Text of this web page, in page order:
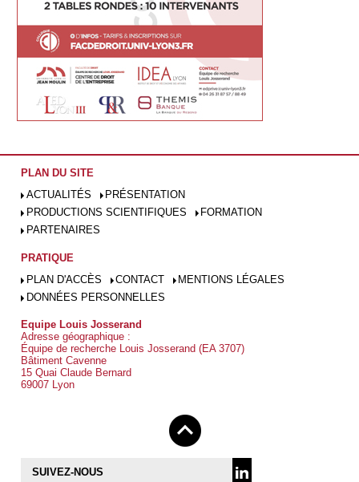
PLAN DU SITE
ACTUALITÉS
PRÉSENTATION
PRODUCTIONS SCIENTIFIQUES
FORMATION
PARTENAIRES
PRATIQUE
PLAN D'ACCÈS
CONTACT
MENTIONS LÉGALES
DONNÉES PERSONNELLES
Equipe Louis Josserand
Adresse géographique :
Équipe de recherche Louis Josserand (EA 3707)
Bâtiment Cavenne
15 Quai Claude Bernard
69007 Lyon
SUIVEZ-NOUS